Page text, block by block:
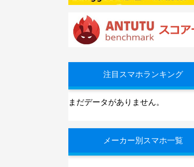
注目スマホランキング
まだデータがありません。
メーカー別スマホ一覧